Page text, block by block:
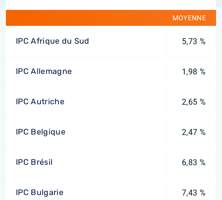
MOYENNE
IPC Afrique du Sud 5,73 %
IPC Allemagne 1,98 %
IPC Autriche 2,65 %
IPC Belgique 2,47 %
IPC Brésil 6,83 %
IPC Bulgarie 7,43 %